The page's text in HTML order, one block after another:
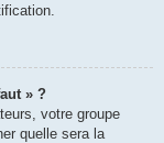
» ?
votre groupe
quelle sera la